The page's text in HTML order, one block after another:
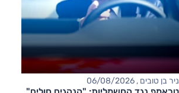
ניר בן טובים , 06/08/2026